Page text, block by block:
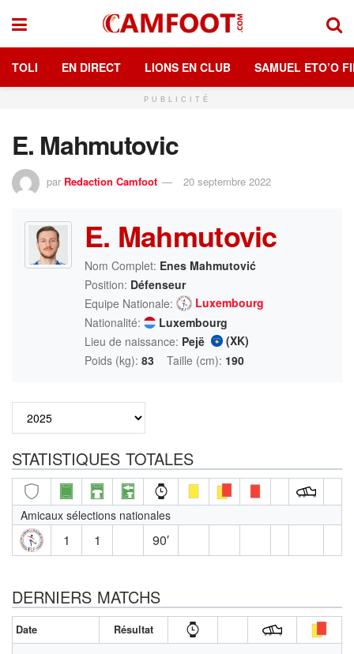
TOLI EN DIRECT LIONS EN CLUB SAMUEL ETO’O
PUBLICITÉ
E. Mahmutovic
par Redaction Camfoot 20 septembre 2022
E. Mahmutovic
Nom Complet: Enes Mahmutović
Position: Défenseur
Equipe Nationale:
Luxembourg
Nationalité:
Luxembourg
Lieu de naissance: Pejë
(XK)
Poids (kg): 83 Taille (cm): 190
STATISTIQUES TOTALES
Amicaux sélections nationales
1 1 90′
DERNIERS MATCHS
Date Résultat